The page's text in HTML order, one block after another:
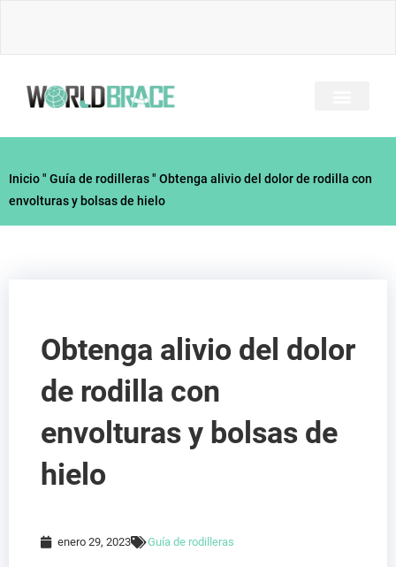
Inicio" Guía de rodilleras" Obtenga alivio del dolor de rodilla con
envolturas y bolsas de hielo
Obtenga alivio del dolor
de rodilla con
envolturas y bolsas de
hielo
enero 29, 2023 Guía de rodilleras